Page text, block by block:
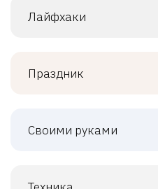
Лайфхаки
Праздник
Своими руками